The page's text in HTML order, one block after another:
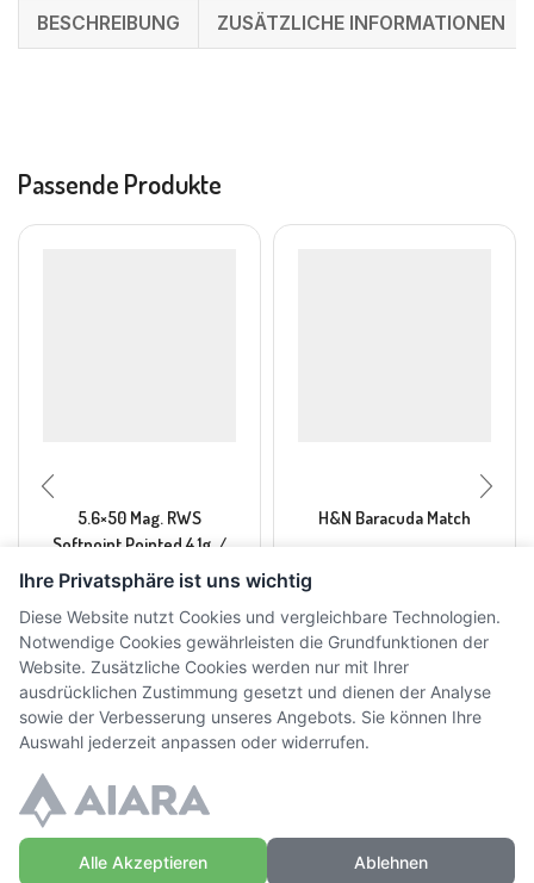
BESCHREIBUNG ZUSÄTZLICHE INFORMATIONEN
Passende Produkte
5.6×50 Mag. RWS
Softpoint Pointed 4.1g. /
63grs.
inkl. MwSt.
H&N Baracuda Match
MwSt.
© Copyright WaffenZimmi | Powered bySidora AG
Ihre Privatsphäre ist uns wichtig
Diese Website nutzt Cookies und vergleichbare Technologien.
Notwendige Cookies gewährleisten die Grundfunktionen der
Website. Zusätzliche Cookies werden nur mit Ihrer
ausdrücklichen Zustimmung gesetzt und dienen der Analyse
sowie der Verbesserung unseres Angebots. Sie können Ihre
Auswahl jederzeit anpassen oder widerrufen.
Alle Akzeptieren Ablehnen